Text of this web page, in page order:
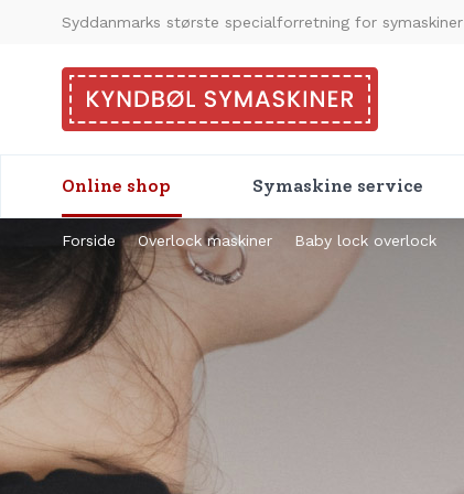
Syddanmarks største specialforretning for symaskiner
Online shop Symaskine service
Forside Overlock maskiner Baby lock overlock